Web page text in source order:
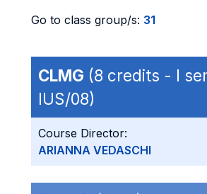
Go to class group/s: 31
CLMG (8 credits - I
IUS/08)
Course Director:
ARIANNA VEDASCHI